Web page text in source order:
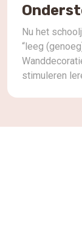
Nu het
“leeg
stimuleren